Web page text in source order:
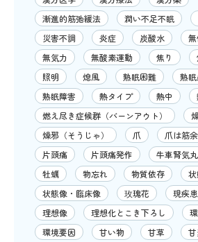
漸進的筋弛緩法
潤い不足不眠
災害不調
炎症 炭酸水
無気力
無酸素運動 焦り
照明
熄風 熟眠困難
熟
熟眠障害
熱タイプ 熱中
燃え尽き症候群（バーンアウト）
燥邪（そうじゃ）
爪 爪は筋余
片頭痛
片頭痛発作 牛車腎気丸
牡蠣
物忘れ 物質依存
状態像・臨床像
玫瑰花
現疾
理想像
理想化とこき下ろし
環境要因
甘い物 甘草